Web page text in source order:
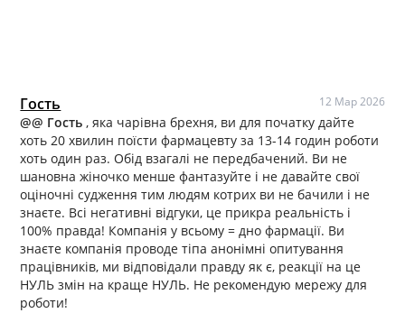
Гость 12 Мар 2026
@@ Гость, яка чарівна брехня, ви для початку дайте
хоть 20 хвилин поїсти фармацевту за 13-14 годин роботи
хоть один раз. Обід взагалі не передбачений. Ви не
шановна жіночко менше фантазуйте і не давайте свої
оціночні судження тим людям котрих ви не бачили і не
знаєте. Всі негативні відгуки, це прикра реальність і
100% правда! Компанія у всьому = дно фармації. Ви
знаєте компанія проводе тіпа анонімні опитування
працівників, ми відповідали правду як є, реакції на це
НУЛЬ змін на краще НУЛЬ. Не рекомендую мережу для
роботи!